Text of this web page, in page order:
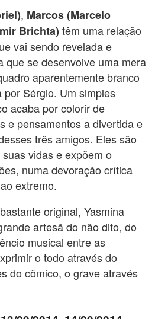
, Marcos (Marcelo
Brichta) têm uma relação
vai sendo revelada e
que se desenvolve uma mera
aparentemente branco
Sérgio. Um simples
acaba por colorir de
e pensamentos a divertida e
três amigos. Eles são
vidas e expõem o
numa devoração crítica
extremo.
original, Yasmina
artesã do não dito, do
musical entre as
o todo através do
do cômico, o grave através